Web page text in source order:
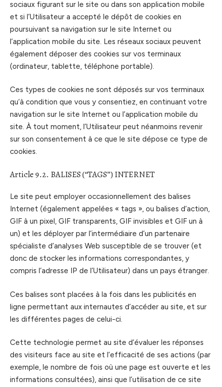
sociaux figurant sur le site ou dans son application mobile
et si l’Utilisateur a accepté le dépôt de cookies en
poursuivant sa navigation sur le site Internet ou
l’application mobile du site. Les réseaux sociaux peuvent
également déposer des cookies sur vos terminaux
(ordinateur, tablette, téléphone portable).
Ces types de cookies ne sont déposés sur vos terminaux
qu’à condition que vous y consentiez, en continuant votre
navigation sur le site Internet ou l’application mobile du
site. À tout moment, l’Utilisateur peut néanmoins revenir
sur son consentement à ce que le site dépose ce type de
cookies.
Article 9.2. BALISES (“TAGS”) INTERNET
Le site peut employer occasionnellement des balises
Internet (également appelées « tags », ou balises d’action,
GIF à un pixel, GIF transparents, GIF invisibles et GIF un à
un) et les déployer par l’intermédiaire d’un partenaire
spécialiste d’analyses Web susceptible de se trouver (et
donc de stocker les informations correspondantes, y
compris l’adresse IP de l’Utilisateur) dans un pays étranger.
Ces balises sont placées à la fois dans les publicités en
ligne permettant aux internautes d’accéder au site, et sur
les différentes pages de celui-ci.
Cette technologie permet au site d’évaluer les réponses
des visiteurs face au site et l’efficacité de ses actions (par
exemple, le nombre de fois où une page est ouverte et les
informations consultées), ainsi que l’utilisation de ce site